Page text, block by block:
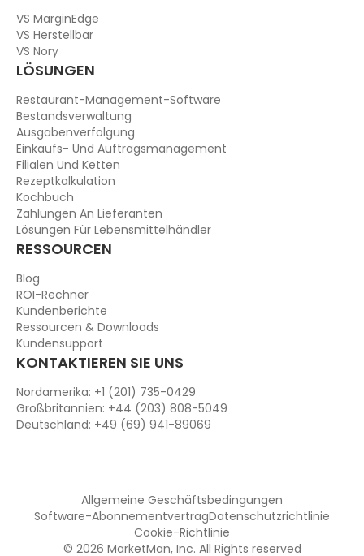
VS MarginEdge
VS Herstellbar
VS Nory
LÖSUNGEN
Restaurant-Management-Software
Bestandsverwaltung
Ausgabenverfolgung
Einkaufs- Und Auftragsmanagement
Filialen Und Ketten
Rezeptkalkulation
Kochbuch
Zahlungen An Lieferanten
Lösungen Für Lebensmittelhändler
RESSOURCEN
Blog
ROI-Rechner
Kundenberichte
Ressourcen & Downloads
Kundensupport
KONTAKTIEREN SIE UNS
Nordamerika: +1 (201) 735-0429
Großbritannien: +44 (203) 808-5049
Deutschland: +49 (69) 941-89069
© 2026 MarketMan, Inc. All Rights reserved
Allgemeine Geschäftsbedingungen
Software-AbonnementvertragDatenschutzrichtlinie
Cookie-Richtlinie